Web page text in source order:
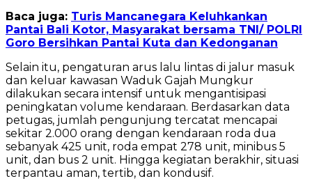
Baca juga: Turis Mancanegara Keluhkankan
Pantai Bali Kotor, Masyarakat bersama TNI/ POLRI
Goro Bersihkan Pantai Kuta dan Kedonganan
Selain itu, pengaturan arus lalu lintas di jalur masuk
dan keluar kawasan Waduk Gajah Mungkur
dilakukan secara intensif untuk mengantisipasi
peningkatan volume kendaraan. Berdasarkan data
petugas, jumlah pengunjung tercatat mencapai
sekitar 2.000 orang dengan kendaraan roda dua
sebanyak 425 unit, roda empat 278 unit, minibus 5
unit, dan bus 2 unit. Hingga kegiatan berakhir, situasi
terpantau aman, tertib, dan kondusif.